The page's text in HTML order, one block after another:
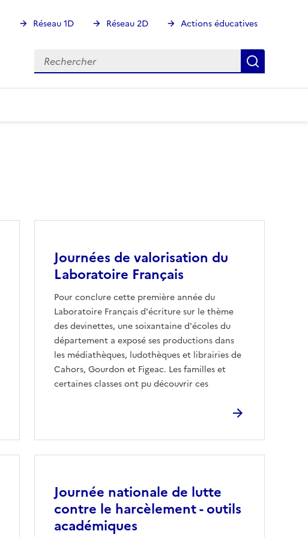
Réseau 1D Réseau 2D Actions éducatives
Rechercher
Rechercher
Journées de valorisation du
Laboratoire Français
Pour conclure cette première année du
Laboratoire Français d'écriture sur le thème
des devinettes, une soixantaine d'écoles du
département a exposé ses productions dans
les médiathèques, ludothèques et librairies de
Cahors, Gourdon et Figeac. Les familles et
certaines classes ont pu découvrir ces
Journée nationale de lutte
contre le harcèlement - outils
académiques